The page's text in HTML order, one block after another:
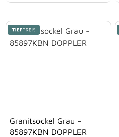
Granitsockel Grau -
85897KBN DOPPLER